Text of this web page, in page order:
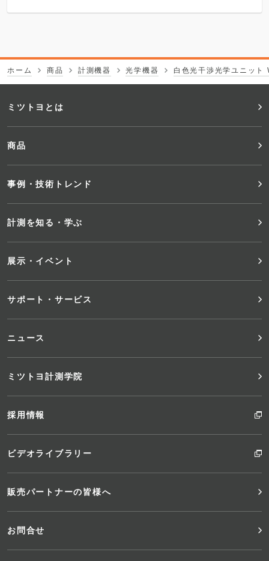
ホーム 商品 計測機器 光学機器 白色光干渉光学ユニッ
フ
ッ
タ
ー
メ
ュ
ー
ミツトヨとは
商品
事例・技術トレンド
計測を知る・学ぶ
展示・イベント
サポート・サービス
ニュース
ミツトヨ計測学院
採用情報
ビデオライブラリー
販売パートナーの皆様へ
お問合せ